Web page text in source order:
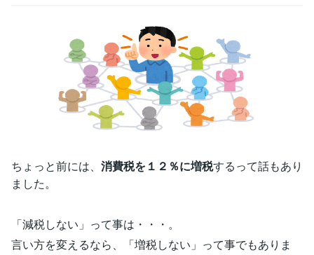
ちょっと前には、 消費税を１２％に増税するって話もあり
ました。
「減税しない」って事は・・・。
言い方を変えるなら、「増税しない」って事でもありま